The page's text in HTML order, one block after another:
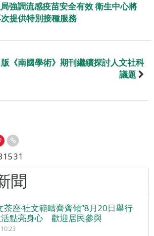
強調流感疫苗安全有效 衛生中心將
提供特別接種服務
《南國學術》期刊繼續探討人文社科
議題
聞
茶座‧社文範疇齊齊傾”8月20日舉行
點亮身心 歡迎居民參與